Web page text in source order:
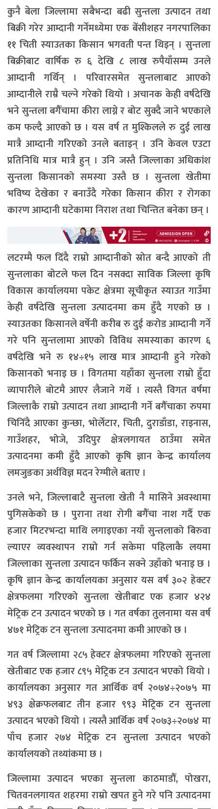
कुनै बेला जिल्लामा सबैभन्दा बढी सुन्तला उत्पादन तथा
बिक्री गरेर आम्दानी गर्नेमध्येमा एक बेँसीशहर नगरपालिका
११ चिती स्याउतका किसान भगवती पन्त थिइन् । सुन्तला
बिक्रीबाट वार्षिक रु ६ देखि ८ लाख रुपैयाँसम्म उनले
आम्दानी गर्थिन् । परिवारसमेत सुन्तलाबाट आएको
आम्दानीले राम्रै चल्ने गरेको थियो । अचानक केही वर्षदेखि
भने सुन्तला बगैँचामा कीरा लाग्ने र बोट सुक्दै जाने भएकाले
कम फल्दै आएको छ । यस वर्ष त मुश्किलले रु दुई लाख
मात्रै आम्दानी गरिएको उनले बताइन् । उनि केवल एउटा
प्रतिनिधि मात्र मात्रै हुन् । उनि जस्तै जिल्लाका अधिकांश
सुन्तला किसानको समस्या उस्तै छ । सुन्तला खेतीमा
भविष्य देखेका र बनाउँदै गरेका किसान कीरा र रोगका
कारण आम्दानी घटेकामा निराश तथा चिन्तित बनेका छन् ।
लटरम्मै फल दिँदै राम्रो आम्दानीको स्रोत बन्दै आएको ती
सुन्तलाका बोटले फल दिन नसक्दा साविक जिल्ला कृषि
विकास कार्यालयमा पकेट क्षेत्रमा सूचीकृत स्याउत गाउँमा
केही वर्षदेखि सुन्तला उत्पादनमा कम हुँदै गएको छ ।
स्याउतका किसानले वर्षेनी करीब रु दुई करोड आम्दानी गर्ने
गरे पनि सुन्तलामा आएको विविध समस्याका कारण ६
वर्षदेखि भने रु १४÷१५ लाख मात्र आम्दानी हुने गरेको
किसानको भनाइ छ । विगतमा यहाँका सुन्तला राम्रो हुँदा
व्यापारीले बोटमै आएर लैजाने गर्थे । त्यस्तै विगत वर्षमा
जिल्लाकै राम्रो उत्पादन तथा आम्दानी गर्ने बगैँचाका रुपमा
चिनिँदै आएका कुन्छा, भोर्लेटार, चिती, दुराडाँडा, राइनास,
गाउँशहर, भोजे, उदिपुर क्षेत्रलगायत ठाउँमा समेत
उत्पादनमा कमी हुँदै आएको कृषि ज्ञान केन्द्र कार्यालय
लमजुङका अर्थविज्ञ मदन रेग्मीले बताए ।
उनले भने, जिल्लाबाटै सुन्तला खेती नै मासिने अवस्थामा
पुगिसकेको छ । पुराना तथा रोगी बगैँचा नाश गर्दै एक
हजार मिटरभन्दा माथि लगाइएका नयाँ सुन्तलाको बिरुवा
ल्याएर व्यवस्थापन राम्रो गर्न सकेमा पहिलाकै लयमा
जिल्लाका सुन्तला उत्पादन फर्किन सक्ने उहाँको भनाइ छ ।
कृषि ज्ञान केन्द्र कार्यालयका अनुसार यस वर्ष ३०२ हेक्टर
क्षेत्रफलमा गरिएको सुन्तला खेतीबाट एक हजार ४२४
मेट्रिक टन उत्पादन भएको छ । गत वर्षका तुलनामा यस वर्ष
४७१ मेट्रिक टन सुन्तला उत्पादनमा कमी आएको छ ।
गत वर्ष जिल्लामा २८५ हेक्टर क्षेत्रफलमा गरिएको सुन्तला
खेतीबाट एक हजार ८९५ मेट्रिक टन उत्पादन भएको थियो ।
कार्यालयका अनुसार गत आर्थिक वर्ष २०७४÷२०७५ मा
४९३ क्षेक्रफलबाट तीन हजार ९९३ मेट्रिक टन सुन्तला
उत्पादन भएको थियो । त्यस्तै आर्थिक वर्ष २०७३÷२०७४ मा
पाँच हजार २७४ मेट्रिक टन सुन्तला उत्पादन भएको
कार्यालयको तथ्यांकमा छ ।
जिल्लामा उत्पादन भएका सुन्तला काठमाडौँ, पोखरा,
चितवनलगायत शहरमा राम्रो खपत हुने गरे पनि उत्पादनमा